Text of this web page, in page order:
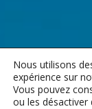
Nous utilisons
expérience sur
Vous pouvez
ou les désactiver